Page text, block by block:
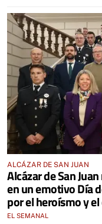
ALCÁZAR DE SAN JUAN
Alcázar de San
en un emotivo Día
por el heroísmo y
EL SEMANAL